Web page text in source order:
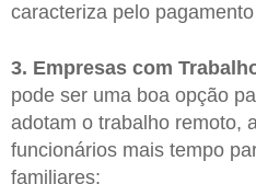
caracteriza pelo
3. Empresas com
pode ser uma boa opção
adotam o trabalho remoto,
funcionários mais tempo
familiares;